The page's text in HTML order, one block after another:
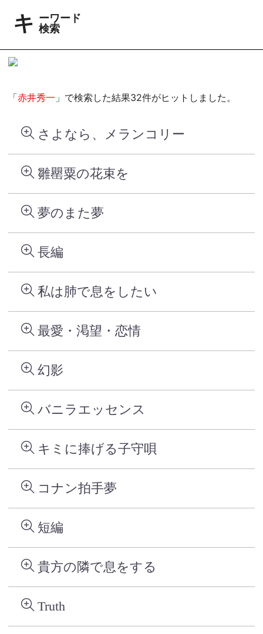
キーワード
検索
「赤井秀一 」で検索した結果32件がヒットしました。
さよなら、メランコリー
雛罌粟の花束を
夢のまた夢
長編
私は肺で息をしたい
最愛・渇望・恋情
幻影
バニラエッセンス
キミに捧げる子守唄
コナン拍手夢
短編
貴方の隣で息をする
Truth